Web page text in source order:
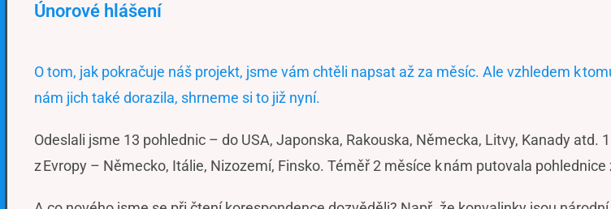
Únorové hlášení
O tom, jak pokračuje náš projekt, jsme vám chtěli napsat až za měsíc. Ale vzhledem k
nám jich také dorazila, shrneme si to již nyní.
Odeslali jsme 13 pohlednic – do USA, Japonska, Rakouska, Německa, Litvy, Kanady atd.
z Evropy – Německo, Itálie, Nizozemí, Finsko. Téměř 2 měsíce k nám putovala